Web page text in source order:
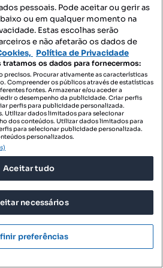
pessoais. Pode aceitar ou gerir as
ou em qualquer momento na
Estas escolhas serão
e não afetarão os dados de
Política de Privacidade
tratamos os dados para fornecermos:
precisos. Procurar ativamente as características
Compreender os públicos através de estatísticas
fontes. Armazenar e/ou aceder a
o desempenho da publicidade. Criar perfis
perfis para publicidade personalizada.
Utilizar dados limitados para selecionar
dos conteúdos. Utilizar dados limitados para
para selecionar publicidade personalizada.
personalizados.
Aceitar tudo
necessários
preferências